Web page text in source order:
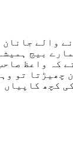
والے
بیج
کہ واعظ
چھیڑتا تو
کچھ